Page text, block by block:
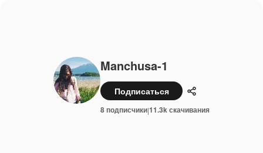
Manchusa-1
Подписаться Поделиться
8 подписчики|11.3k скачивания